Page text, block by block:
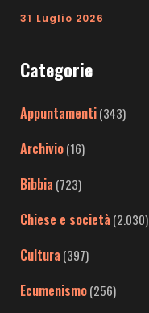
31 Luglio 2026
Categorie
Appuntamenti(343)
Archivio(16)
Bibbia (723)
Chiese e società (2.030)
Cultura (397)
Ecumenismo(256)